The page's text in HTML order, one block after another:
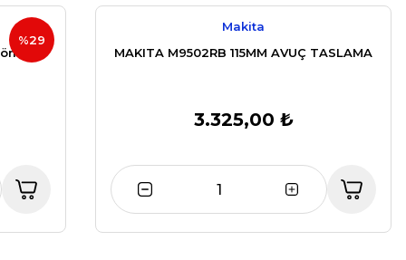
%29
Makita
MAKITA M9502RB 115MM AVUÇ TASLAMA
3.325,00 ₺